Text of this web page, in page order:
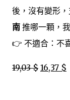
後，沒有變形
南 推哪一顆，
👉 不適合：不
19,03 $ 16,37 $